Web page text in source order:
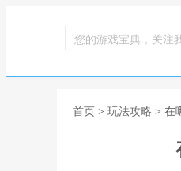
您的游戏宝典，关注
首页 > 玩法攻略 > 在